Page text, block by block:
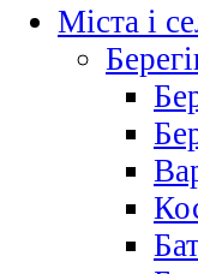
Міста і